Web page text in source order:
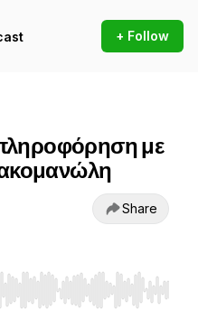
+ Follow
με
Share
seek, Home/End to jump to